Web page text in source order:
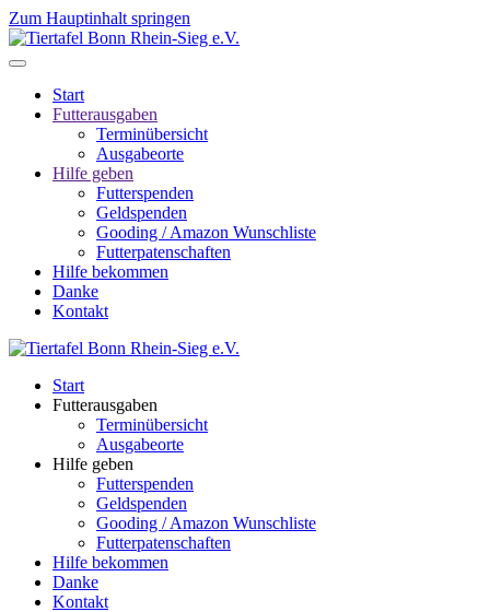
Zum Hauptinhalt springen
Start
Futterausgaben
Terminübersicht
Ausgabeorte
Hilfe geben
Futterspenden
Geldspenden
Gooding / Amazon Wunschliste
Futterpatenschaften
Hilfe bekommen
Danke
Kontakt
Start
Futterausgaben
Terminübersicht
Ausgabeorte
Hilfe geben
Futterspenden
Geldspenden
Gooding / Amazon Wunschliste
Futterpatenschaften
Hilfe bekommen
Danke
Kontakt